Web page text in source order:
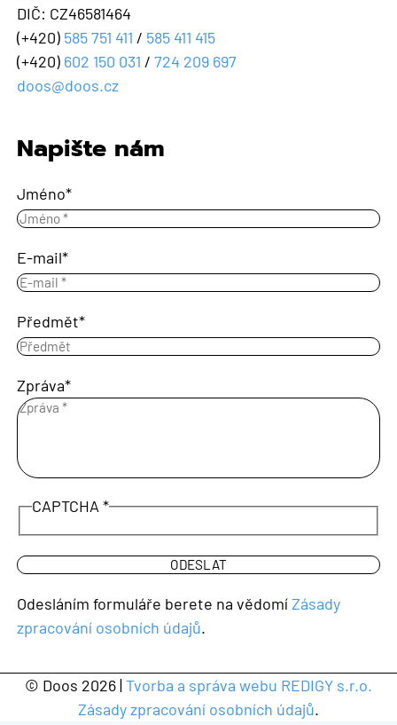
DIČ: CZ46581464
(+420) 585 751 411 / 585 411 415
(+420) 602 150 031 / 724 209 697
doos@doos.cz
Napište nám
Jméno
E-mail
Předmět
Zpráva
CAPTCHA
Odesláním formuláře berete na vědomíZásady
zpracování osobních údajů.
© Doos 2026 |Tvorba a správa webu REDIGY s.r.o.
Zásady zpracování osobních údajů.